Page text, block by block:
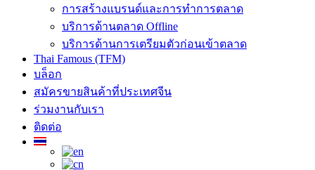
การสร้างแบรนด์และการทำการตลาด
บริการด้านตลาด Offline
บริการด้านการเตรียมตัวก่อนเข้าตลาด
Thai Famous (TFM)
บล็อก
สมัครขายสินค้าที่ประเทศจีน
ร่วมงานกับเรา
ติดต่อ